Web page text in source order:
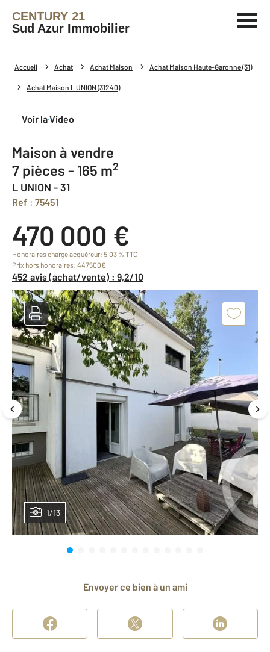
CENTURY 21
Sud Azur Immobilier
Accueil Achat Achat Maison Achat Maison Haute-Garonne (31)
Achat Maison L UNION (31240)
Voir la Video
Maison à vendre
7 pièces - 165 m2
L UNION - 31
Ref : 75451
470 000 €
Honoraires charge acquéreur: 5,03 % TTC
Prix hors honoraires: 447500€
452 avis (achat/vente) : 9,2/10
1/13
Envoyer ce bien à un ami